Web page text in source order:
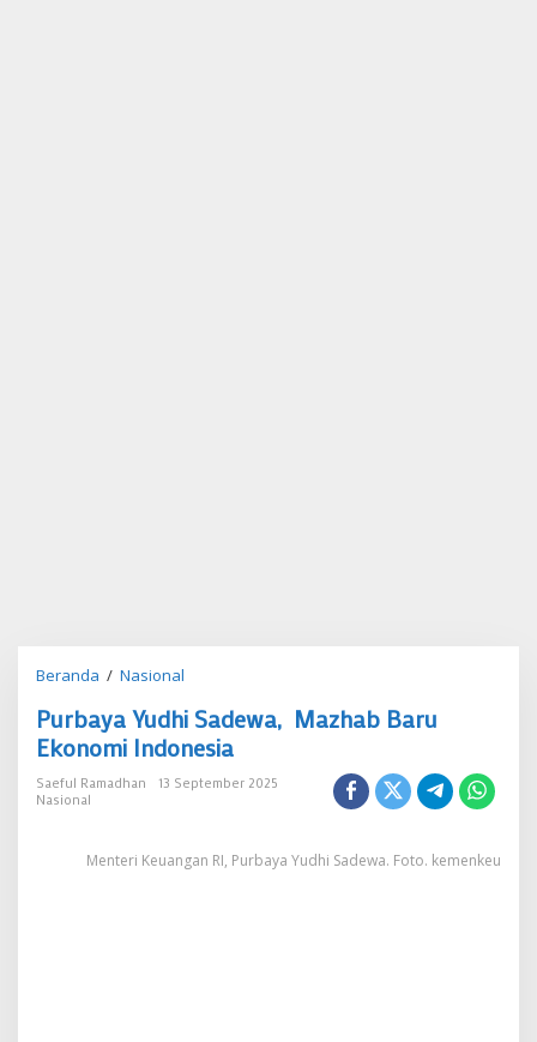
Beranda / Nasional
Sadewa,
Mazhab
Baru
Ekonomi
Purbaya Yudhi Sadewa, Mazhab Baru
Ekonomi Indonesia
Saeful Ramadhan
13 September 2025
Nasional
Menteri Keuangan RI, Purbaya Yudhi Sadewa. Foto. kemenkeu